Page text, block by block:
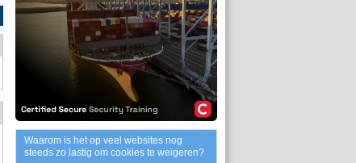
Waarom is het op veel websites nog
steeds zo lastig om cookies te weigeren?